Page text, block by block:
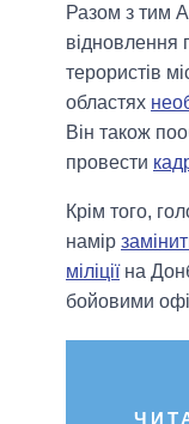
Разом з тим
відновлення
терористів
областях
Він також
провести
Крім того,
намір
міліціїна
бойовими